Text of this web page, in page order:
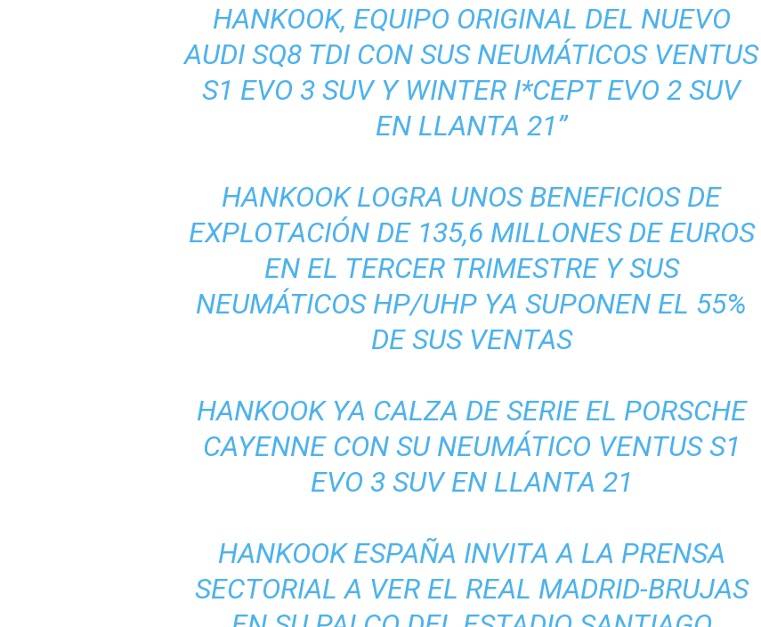
HANKOOK, EQUIPO ORIGINAL DEL NUEVO
AUDI SQ8 TDI CON SUS NEUMÁTICOS VENTUS
S1 EVO 3 SUV Y WINTER I*CEPT EVO 2 SUV
EN LLANTA 21”
HANKOOK LOGRA UNOS BENEFICIOS DE
EXPLOTACIÓN DE 135,6 MILLONES DE EUROS
EN EL TERCER TRIMESTRE Y SUS
NEUMÁTICOS HP/UHP YA SUPONEN EL 55%
DE SUS VENTAS
HANKOOK YA CALZA DE SERIE EL PORSCHE
CAYENNE CON SU NEUMÁTICO VENTUS S1
EVO 3 SUV EN LLANTA 21
HANKOOK ESPAÑA INVITA A LA PRENSA
SECTORIAL A VER EL REAL MADRID-BRUJAS